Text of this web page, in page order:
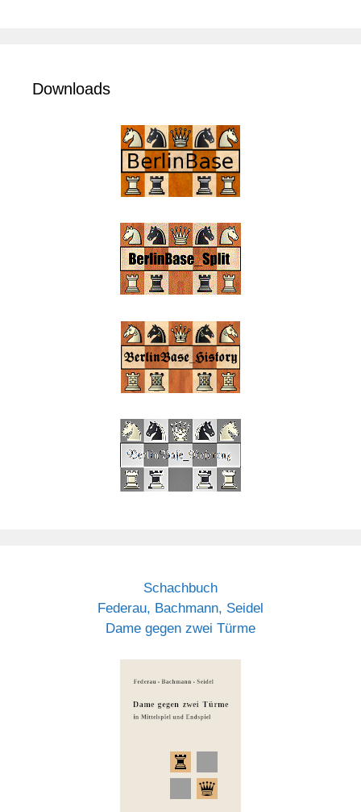
Downloads
Schachbuch
Federau, Bachmann, Seidel
Dame gegen zwei Türme